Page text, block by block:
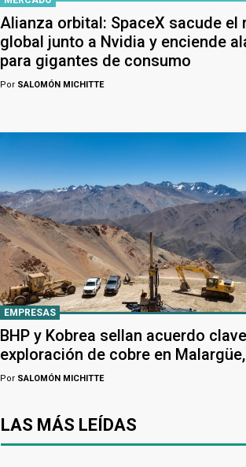
Alianza orbital: SpaceX sacude el
global junto a Nvidia y enciende
para gigantes de consumo
Por SALOMÓN MICHITTE
EMPRESAS
BHP y Kobrea sellan acuerdo
exploración de cobre en
Por SALOMÓN MICHITTE
LAS MÁS LEÍDAS